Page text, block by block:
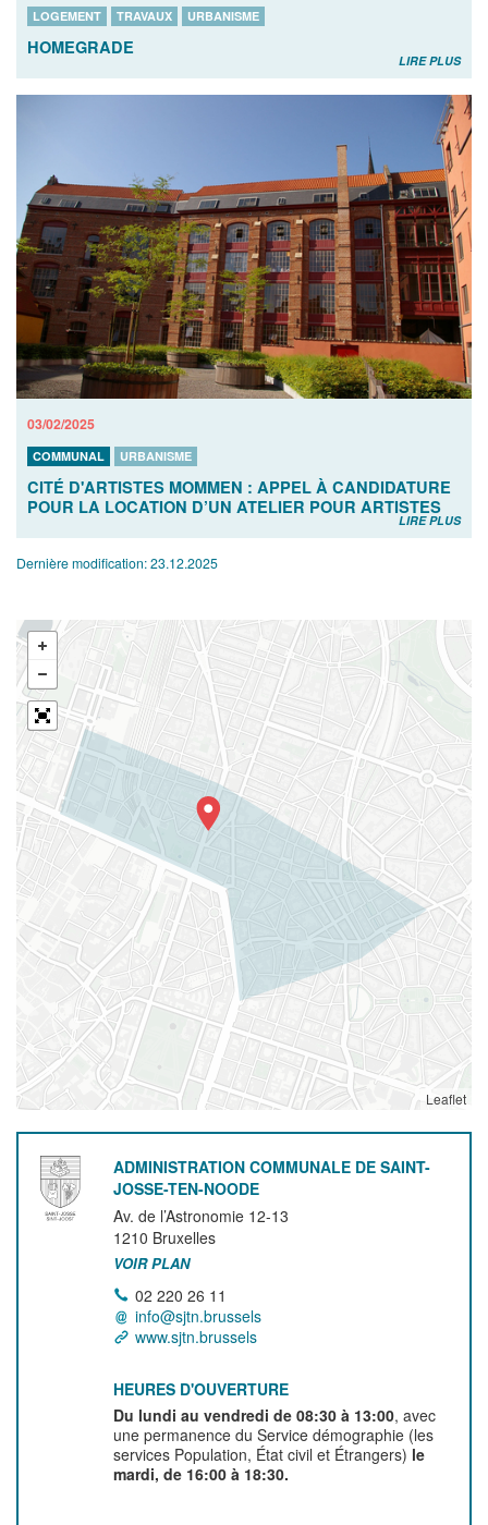
LOGEMENT TRAVAUX URBANISME
HOMEGRADE
LIRE PLUS
03/02/2025
COMMUNAL URBANISME
CITÉ D'ARTISTES MOMMEN : APPEL À CANDIDATURE
POUR LA LOCATION D’UN ATELIER POUR ARTISTES
LIRE PLUS
Dernière modification:23.12.2025
Leaflet
ADMINISTRATION COMMUNALE DE SAINT-
JOSSE-TEN-NOODE
Av. de l’Astronomie 12-13
1210 Bruxelles
VOIR PLAN
02 220 26 11
info@sjtn.brussels
www.sjtn.brussels
HEURES D'OUVERTURE
Du lundi au vendredi de 08:30 à 13:00, avec
une permanence du Service démographie (les
services Population, État civil et Étrangers) le
mardi, de 16:00 à 18:30.